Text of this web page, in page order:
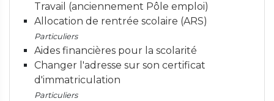
Travail (anciennement Pôle emploi)
Allocation de rentrée scolaire (ARS)
Particuliers
Aides financières pour la scolarité
Changer l'adresse sur son certificat
d'immatriculation
Particuliers